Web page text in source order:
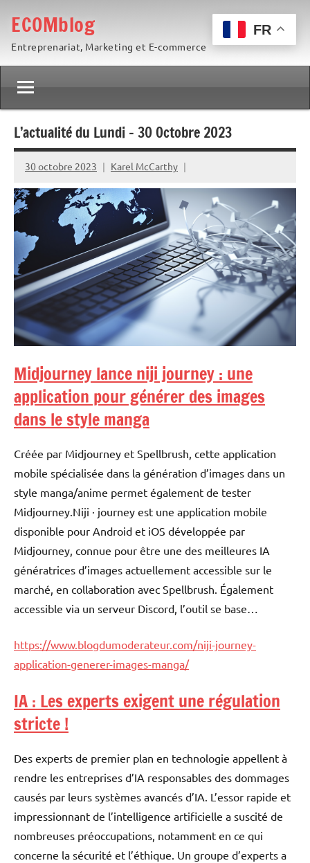
contenu
ECOMblog
Entreprenariat, Marketing et E-commerce
L’actualité du Lundi – 30 Octobre 2023
30 octobre 2023 Karel McCarthy
Midjourney lance niji journey : une
application pour générer des images
dans le style manga
Créée par Midjourney et Spellbrush, cette application
mobile spécialisée dans la génération d’images dans un
style manga/anime permet également de tester
Midjourney.Niji · journey est une application mobile
disponible pour Android et iOS développée par
Midjourney, connue pour être une des meilleures IA
génératrices d’images actuellement accessible sur le
marché, en collaboration avec Spellbrush. Également
accessible via un serveur Discord, l’outil se base…
https://www.blogdumoderateur.com/niji-journey-
application-generer-images-manga/
IA : Les experts exigent une régulation
stricte !
Des experts de premier plan en technologie appellent à
rendre les entreprises d’IA responsables des dommages
causés par leurs systèmes avancés d’IA. L’essor rapide et
impressionnant de l’intelligence artificielle a suscité de
nombreuses préoccupations, notamment en ce qui
concerne la sécurité et l’éthique. Un groupe d’experts a
FR